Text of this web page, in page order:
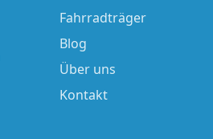
Fahrradträger
Blog
Über uns
Kontakt